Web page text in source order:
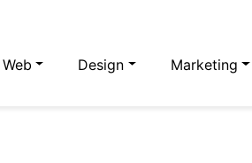
Web Design Marketing